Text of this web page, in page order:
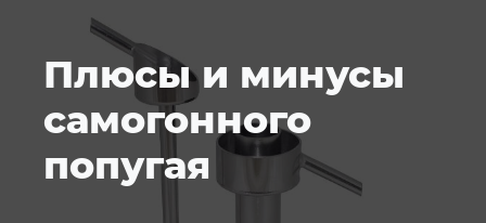
Плюсы и минусы
самогонного
попугая